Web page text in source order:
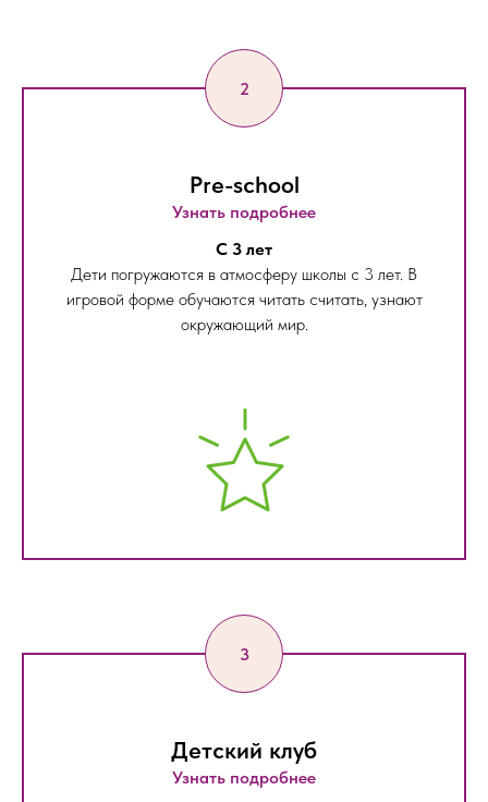
Pre-school
Узнать подробнее
С 3 лет
Дети погружаются в атмосферу школы с 3 лет. В
игровой форме обучаются читать считать, узнают
окружающий мир.
Детский клуб
Узнать подробнее